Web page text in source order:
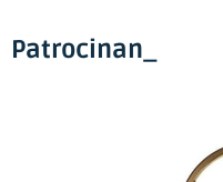
Patrocinan_